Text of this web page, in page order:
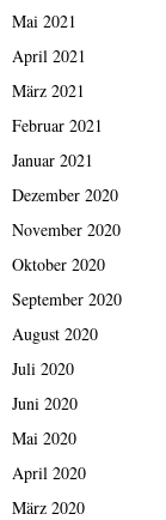
Mai 2021
April 2021
März 2021
Februar 2021
Januar 2021
Dezember 2020
November 2020
Oktober 2020
September 2020
August 2020
Juli 2020
Juni 2020
Mai 2020
April 2020
März 2020